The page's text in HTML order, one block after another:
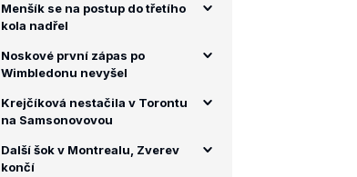
Menšík se na postup do třetího
kola nadřel
Noskové první zápas po
Wimbledonu nevyšel
Krejčíková nestačila v Torontu
na Samsonovovou
Další šok v Montrealu, Zverev
končí